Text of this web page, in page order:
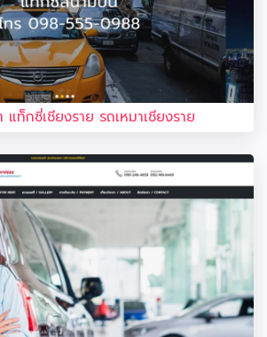
แท็กซี่เชียงราย รถเหมาเชียงราย